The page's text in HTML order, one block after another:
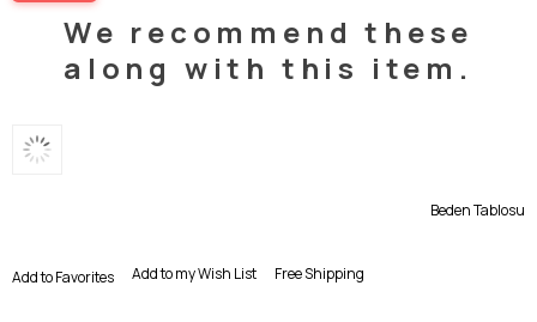
We recommend these
along with this item.
Beden Tablosu
Add to Favorites Add to my Wish List Free Shipping